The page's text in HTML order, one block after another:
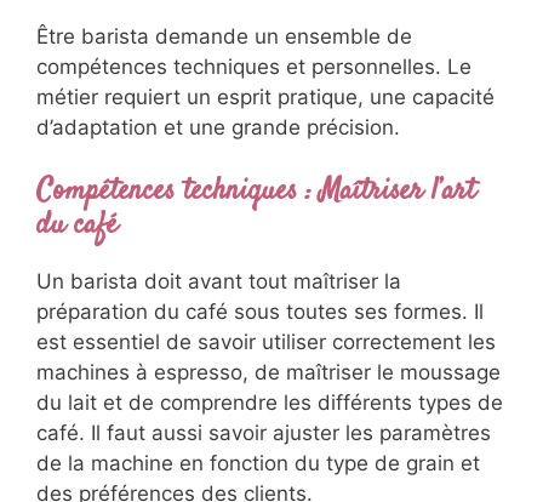
Être barista demande un ensemble de
compétences techniques et personnelles. Le
métier requiert un esprit pratique, une capacité
d’adaptation et une grande précision.
Compétences techniques : Maîtriser l’art
du café
Un barista doit avant tout maîtriser la
préparation du café sous toutes ses formes. Il
est essentiel de savoir utiliser correctement les
machines à espresso, de maîtriser le moussage
du lait et de comprendre les différents types de
café. Il faut aussi savoir ajuster les paramètres
de la machine en fonction du type de grain et
des préférences des clients.